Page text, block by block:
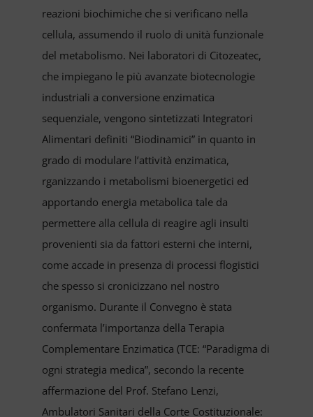
reazioni biochimiche che si verificano nella
cellula, assumendo il ruolo di unità funzionale
del metabolismo. Nei laboratori di Citozeatec,
che impiegano le più avanzate biotecnologie
industriali a conversione enzimatica
sequenziale, vengono sintetizzati Integratori
Alimentari definiti “Biodinamici” in quanto in
grado di modulare l’attività enzimatica,
rganizzando i metabolismi bioenergetici ed
apportando energia metabolica tale da
permettere alla cellula di reagire agli insulti
provenienti sia da fattori esterni che interni,
come accade in presenza di processi flogistici
che spesso si cronicizzano nel nostro
organismo. Durante il Convegno è stata
confermata l’importanza della Terapia
Complementare Enzimatica (TCE: “Paradigma di
ogni strategia medica”, secondo la recente
affermazione del Prof. Stefano Lenzi,
Ambulatori Sanitari della Corte Costituzionale: